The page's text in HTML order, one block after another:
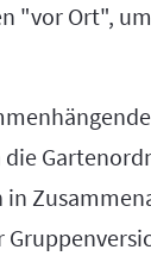
"vor Ort",
die
in